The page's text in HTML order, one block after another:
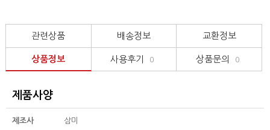
관련상품 배송정보 교환정보
상품정보 사용후기 0 상품문의 0
제품사양
제조사 삼미